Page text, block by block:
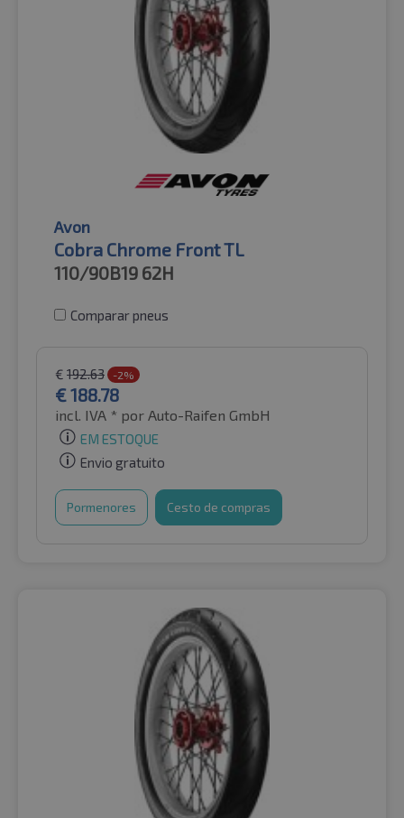
Avon
Cobra Chrome Front TL
110/90B19 62H
Comparar pneus
€ 192.63 -2%
€188.78
incl. IVA * por Auto-Raifen GmbH
EM ESTOQUE
Envio gratuito
Pormenores Cesto de compras